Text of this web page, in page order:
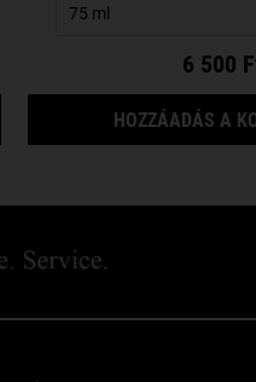
CONCENTRATE
6 500
HOZZÁADÁS A